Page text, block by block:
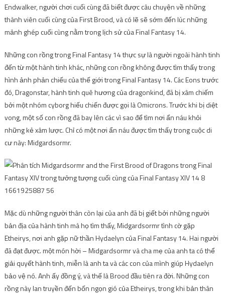
Endwalker, người chơi cuối cùng đã biết được câu chuyện về những
thành viên cuối cùng của First Brood, và có lẽ sẽ sớm đến lúc những
mảnh ghép cuối cùng nằm trong lịch sử của Final Fantasy 14.
Những con rồng trong Final Fantasy 14 thực sự là người ngoài hành tinh
đến từ một hành tinh khác, những con rồng không được tìm thấy trong
hình ảnh phản chiếu của thế giới trong Final Fantasy 14. Các Eons trước
đó, Dragonstar, hành tinh quê hương của dragonkind, đã bị xâm chiếm
bởi một nhóm cyborg hiếu chiến được gọi là Omicrons. Trước khi bị diệt
vong, một số con rồng đã bay lên các vì sao để tìm nơi ẩn náu khỏi
những kẻ xâm lược. Chỉ có một nơi ẩn náu được tìm thấy trong cuộc di
cư này: Midgardsormr.
Mặc dù những người thân còn lại của anh đã bị giết bởi những người
bản địa của hành tinh mà họ tìm thấy, Midgardsormr tình cờ gặp
Etheirys, nơi anh gặp nữ thần Hydaelyn của Final Fantasy 14. Hai người
đã đạt được. một món hời – Midgardsormr và cha mẹ của anh ta có thể
giải quyết hành tinh, miễn là anh ta và các con của mình giúp Hydaelyn
bảo vệ nó. Anh ấy đồng ý, và thế là Brood đầu tiên ra đời. Những con
rồng này lan truyền đến bốn ngọn gió của Etheirys, trong khi bản thân